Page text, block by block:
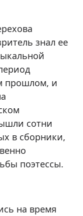
знал ее
прошлом, и
сотни
в сборники,
поэтессы.
на время